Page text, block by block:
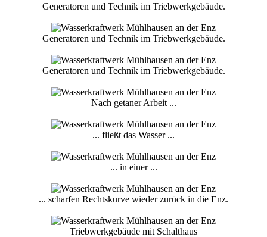
Generatoren und Technik im Triebwerkgebäude.
Generatoren und Technik im Triebwerkgebäude.
Generatoren und Technik im Triebwerkgebäude.
Nach getaner Arbeit ...
... fließt das Wasser ...
... in einer ...
... scharfen Rechtskurve wieder zurück in die Enz.
Triebwerkgebäude mit Schalthaus